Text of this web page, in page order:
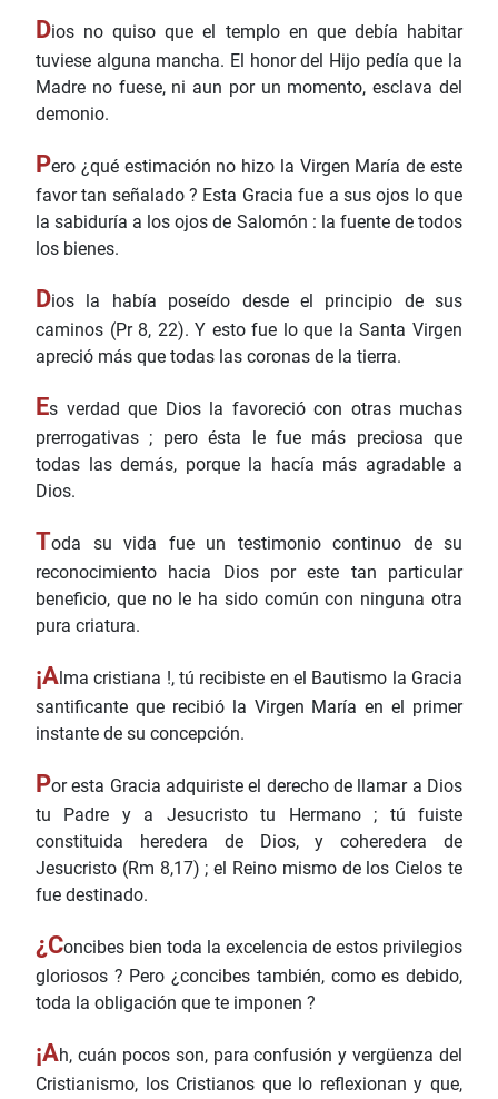
Dios no quiso que el templo en que debía habitar
tuviese alguna mancha. El honor del Hijo pedía que la
Madre no fuese, ni aun por un momento, esclava del
demonio.
Pero ¿qué estimación no hizo la Virgen María de este
favor tan señalado ? Esta Gracia fue a sus ojos lo que
la sabiduría a los ojos de Salomón : la fuente de todos
los bienes.
Dios la había poseído desde el principio de sus
caminos (Pr 8, 22). Y esto fue lo que la Santa Virgen
apreció más que todas las coronas de la tierra.
Es verdad que Dios la favoreció con otras muchas
prerrogativas ; pero ésta le fue más preciosa que
todas las demás, porque la hacía más agradable a
Dios.
Toda su vida fue un testimonio continuo de su
reconocimiento hacia Dios por este tan particular
beneficio, que no le ha sido común con ninguna otra
pura criatura.
¡Alma cristiana !, tú recibiste en el Bautismo la Gracia
santificante que recibió la Virgen María en el primer
instante de su concepción.
Por esta Gracia adquiriste el derecho de llamar a Dios
tu Padre y a Jesucristo tu Hermano ; tú fuiste
constituida heredera de Dios, y coheredera de
Jesucristo (Rm 8,17) ; el Reino mismo de los Cielos te
fue destinado.
¿Concibes bien toda la excelencia de estos privilegios
gloriosos ? Pero ¿concibes también, como es debido,
toda la obligación que te imponen ?
¡Ah, cuán pocos son, para confusión y vergüenza del
Cristianismo, los Cristianos que lo reflexionan y que,